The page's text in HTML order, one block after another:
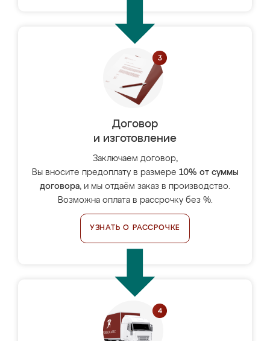
Договор
и изготовление
Заключаем договор,
Вы вносите предоплату в размере 10% от суммы
договора, и мы отдаём заказ в производство.
Возможна оплата в рассрочку без %.
УЗНАТЬ О РАССРОЧКЕ